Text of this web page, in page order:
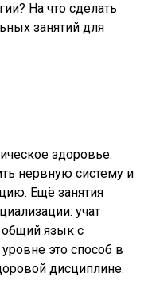
здоровье.
нервную систему и
Ещё занятия
учат
общий язык с
это способ в
дисциплине.